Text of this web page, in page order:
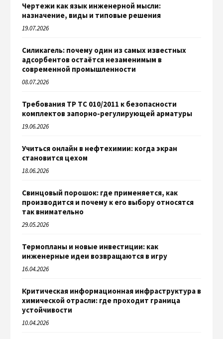
Чертежи как язык инженерной мысли:
назначение, виды и типовые решения
19.07.2026
Силикагель: почему один из самых известных
адсорбентов остаётся незаменимым в
современной промышленности
08.07.2026
Требования ТР ТС 010/2011 к безопасности
комплектов запорно-регулирующей арматуры
19.06.2026
Учиться онлайн в нефтехимии: когда экран
становится цехом
18.06.2026
Свинцовый порошок: где применяется, как
производится и почему к его выбору относятся
так внимательно
29.05.2026
Термопланы и новые инвестиции: как
инженерные идеи возвращаются в игру
16.04.2026
Критическая информационная инфраструктура в
химической отрасли: где проходит граница
устойчивости
10.04.2026